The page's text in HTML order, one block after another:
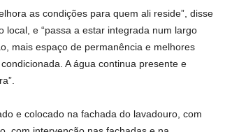
as condições para quem ali reside”, disse
e “passa a estar integrada num largo
mais espaço de permanência e melhores
A água continua presente e
e colocado na fachada do lavadouro, com